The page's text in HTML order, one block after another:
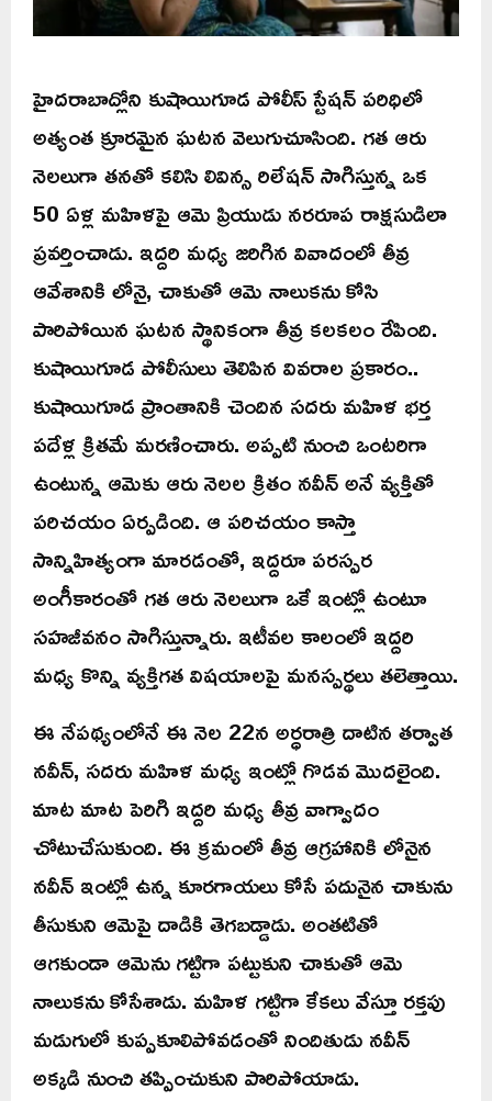
హైదరాబాద్లోని కుషాయిగూడ పోలీస్ స్టేషన్ పరిధిలో
అత్యంత క్రూరమైన ఘటన వెలుగుచూసింది. గత ఆరు
నెలలుగా తనతో కలిసి లివిన్స రిలేషన్ సాగిస్తున్న ఒక
50 ఏళ్ల మహిళపై ఆమె ప్రియుడు నరరూప రాక్షసుడిలా
ప్రవర్తించాడు. ఇద్దరి మధ్య జరిగిన వివాదంలో తీవ్ర
ఆవేశానికి లోనై, చాకుతో ఆమె నాలుకను కోసి
పారిపోయిన ఘటన స్థానికంగా తీవ్ర కలకలం రేపింది.
కుషాయిగూడ పోలీసులు తెలిపిన వివరాల ప్రకారం..
కుషాయిగూడ ప్రాంతానికి చెందిన సదరు మహిళ భర్త
పదేళ్ల క్రితమే మరణించారు. అప్పటి నుంచి ఒంటరిగా
ఉంటున్న ఆమెకు ఆరు నెలల క్రితం నవీన్ అనే వ్యక్తితో
పరిచయం ఏర్పడింది. ఆ పరిచయం కాస్తా
సాన్నిహిత్యంగా మారడంతో, ఇద్దరూ పరస్పర
అంగీకారంతో గత ఆరు నెలలుగా ఒకే ఇంట్లో ఉంటూ
సహజీవనం సాగిస్తున్నారు. ఇటీవల కాలంలో ఇద్దరి
మధ్య కొన్ని వ్యక్తిగత విషయాలపై మనస్పర్థలు తలెత్తాయి.
ఈ నేపథ్యంలోనే ఈ నెల 22న అర్ధరాత్రి దాటిన తర్వాత
నవీన్, సదరు మహిళ మధ్య ఇంట్లో గొడవ మొదలైంది.
మాట మాట పెరిగి ఇద్దరి మధ్య తీవ్ర వాగ్వాదం
చోటుచేసుకుంది. ఈ క్రమంలో తీవ్ర ఆగ్రహానికి లోనైన
నవీన్ ఇంట్లో ఉన్న కూరగాయలు కోసే పదునైన చాకును
తీసుకుని ఆమెపై దాడికి తెగబడ్డాడు. అంతటితో
ఆగకుండా ఆమెను గట్టిగా పట్టుకుని చాకుతో ఆమె
నాలుకను కోసేశాడు. మహిళ గట్టిగా కేకలు వేస్తూ రక్తపు
మడుగులో కుప్పకూలిపోవడంతో నిందితుడు నవీన్
అక్కడి నుంచి తప్పించుకుని పారిపోయాడు.